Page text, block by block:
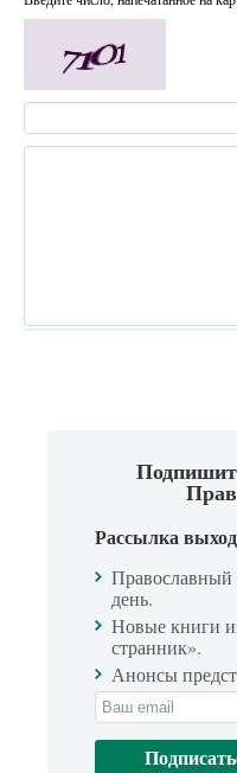
Рассылка
Православный
день.
Новые книги
странник».
Анонсы